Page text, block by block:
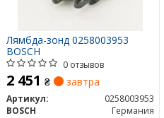
Лямбда-зонд 0258003953
BOSCH
0 отзывов
2 451 ₴ завтра
Артикул:
0258003953
BOSCH
Германия